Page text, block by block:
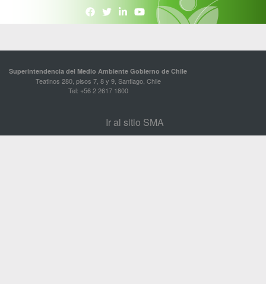
Superintendencia del Medio Ambiente Gobierno de Chile
Teatinos 280, pisos 7, 8 y 9, Santiago, Chile
Tel: +56 2 2617 1800
Ir al sitio SMA